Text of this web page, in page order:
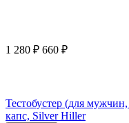
1 280 ₽ 660 ₽
Тестобустер (для
капс, Silver Hiller